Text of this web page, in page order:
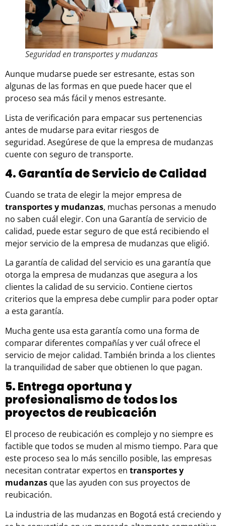
Seguridad en transportes y mudanzas
Aunque mudarse puede ser estresante, estas son
algunas de las formas en que puede hacer que el
proceso sea más fácil y menos estresante.
Lista de verificación para empacar sus pertenencias
antes de mudarse para evitar riesgos de
seguridad. Asegúrese de que la empresa de mudanzas
cuente con seguro de transporte.
4. Garantía de Servicio de Calidad
Cuando se trata de elegir la mejor empresa de
transportes y mudanzas, muchas personas a menudo
no saben cuál elegir. Con una Garantía de servicio de
calidad, puede estar seguro de que está recibiendo el
mejor servicio de la empresa de mudanzas que eligió.
La garantía de calidad del servicio es una garantía que
otorga la empresa de mudanzas que asegura a los
clientes la calidad de su servicio. Contiene ciertos
criterios que la empresa debe cumplir para poder optar
a esta garantía.
Mucha gente usa esta garantía como una forma de
comparar diferentes compañías y ver cuál ofrece el
servicio de mejor calidad. También brinda a los clientes
la tranquilidad de saber que obtienen lo que pagan.
5. Entrega oportuna y
profesionalismo de todos los
proyectos de reubicación
El proceso de reubicación es complejo y no siempre es
factible que todos se muden al mismo tiempo. Para que
este proceso sea lo más sencillo posible, las empresas
necesitan contratar expertos en transportes y
mudanzas que las ayuden con sus proyectos de
reubicación.
La industria de las mudanzas en Bogotá está creciendo y